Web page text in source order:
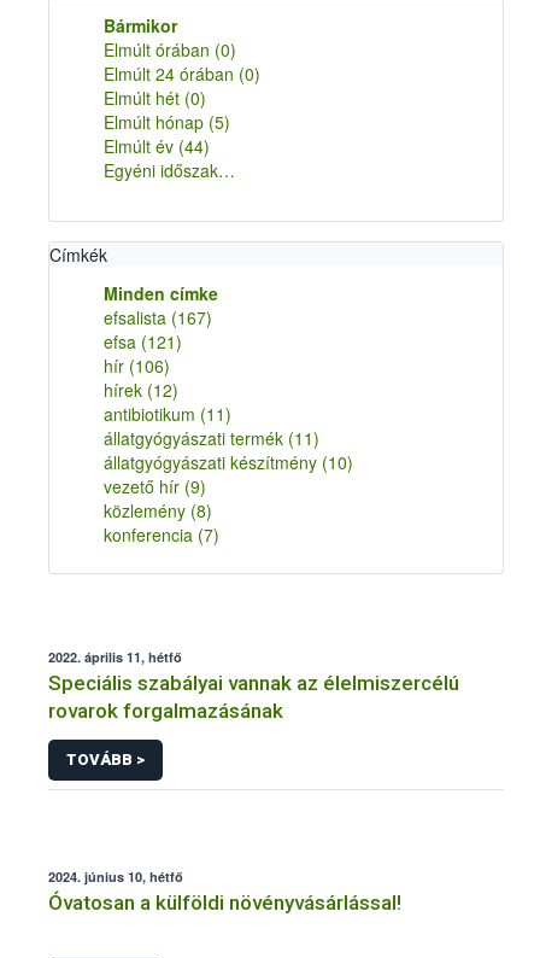
Bármikor
Elmúlt órában (0)
Elmúlt 24 órában (0)
Elmúlt hét (0)
Elmúlt hónap (5)
Elmúlt év (44)
Egyéni időszak…
Címkék
Minden címke
efsalista (167)
efsa (121)
hír (106)
hírek (12)
antibiotikum (11)
állatgyógyászati termék (11)
állatgyógyászati készítmény (10)
vezető hír (9)
közlemény (8)
konferencia (7)
2022. április 11, hétfő
Speciális szabályai vannak az élelmiszercélú
rovarok forgalmazásának
TOVÁBB >
2024. június 10, hétfő
Óvatosan a külföldi növényvásárlással!